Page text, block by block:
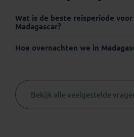
Visum:
Thuisvaccinatie.nl
Wat is de beste reisperiode
Madagascar?
Hoe overnachten we in
Bekijk alle veelgestelde